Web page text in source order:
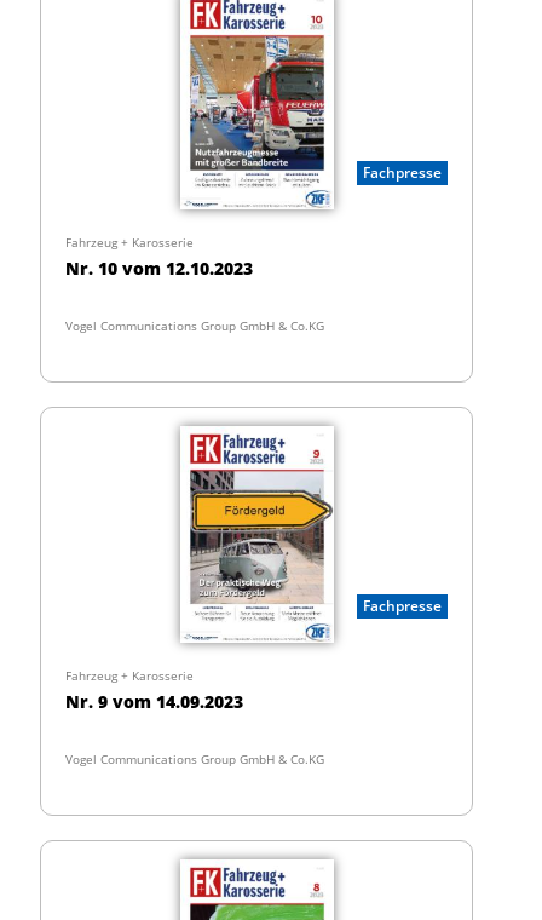
Fachpresse
Fahrzeug + Karosserie
Nr. 10 vom 12.10.2023
Vogel Communications Group GmbH & Co.KG
Fachpresse
Fahrzeug + Karosserie
Nr. 9 vom 14.09.2023
Vogel Communications Group GmbH & Co.KG